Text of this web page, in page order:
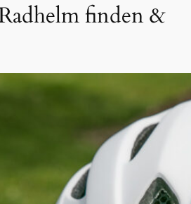
finden &